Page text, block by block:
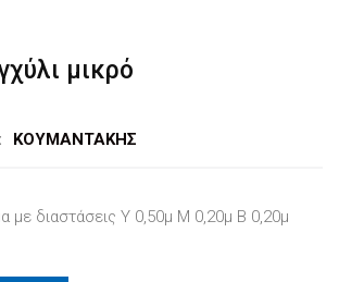
μικρό
ΚΟΥΜΑΝΤΑΚΗΣ
με διαστάσεις Υ 0,50μ Μ 0,20μ Β 0,20μ